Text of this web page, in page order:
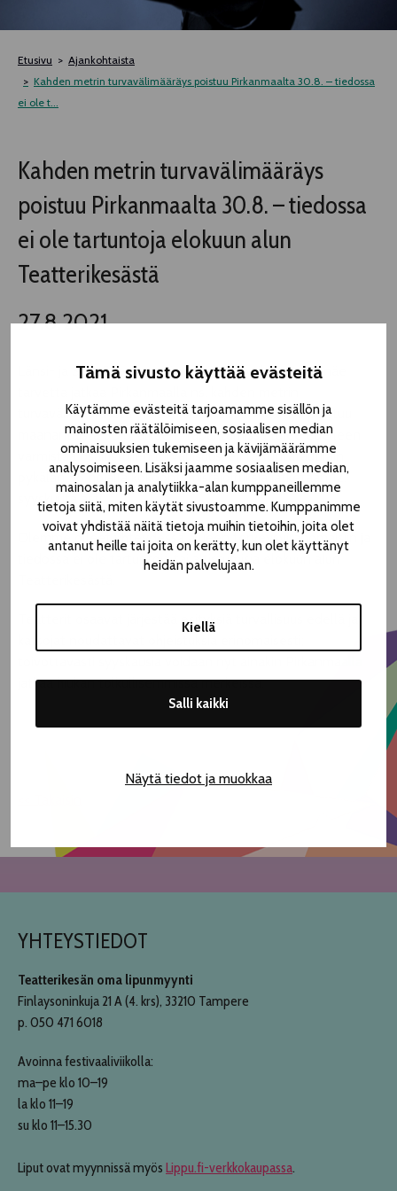
Tämä sivusto käyttää evästeitä
Käytämme evästeitä tarjoamamme sisällön ja
mainosten räätälöimiseen, sosiaalisen median
ominaisuuksien tukemiseen ja kävijämäärämme
analysoimiseen. Lisäksi jaamme sosiaalisen median,
mainosalan ja analytiikka-alan kumppaneillemme
tietoja siitä, miten käytät sivustoamme. Kumppanimme
voivat yhdistää näitä tietoja muihin tietoihin, joita olet
antanut heille tai joita on kerätty, kun olet käyttänyt
heidän palvelujaan.
Kiellä
Salli kaikki
Näytä tiedot ja muokkaa
TELTTALAB
OFF TAMPERE
MUU OHJELMISTO
Etusivu
Ajankohtaista
Kahden metrin turvavälimääräys poistuu Pirkanmaalta 30.8. – tiedossa
ei ole t...
Kahden metrin turvavälimääräys
poistuu Pirkanmaalta 30.8. – tiedossa
ei ole tartuntoja elokuun alun
Teatterikesästä
27.8.2021
Länsi- ja Sisä-Suomen avi ei enää nykytilanteessa näe
turvavälimääräystä yleisötilaisuuksissa. Määräys poistuu
maanantaista 30.8. alkaen. Tapahtumissa tulee edelleen
varmistaa osallistujien turvallisuus, eli tartuntatautilain
pykälän 58 nojalla kokoontumisrajoituksia jatketaan 12.
syyskuuta asti.
Olemme olleet yhteydessä alueen terveysviranomaisiin ja
tiedossa ei ole tartuntoja tai altistumisia elokuun alun
Teatterit osaavat järjestää esityksiä turvallisuus edellä ja
jatkaa hiukan tolkullisemmissa merkeissä.
YHTEYSTIEDOT
Teatterikesän oma lipunmyynti
Finlaysoninkuja 21 A (4. krs), 33210 Tampere
p. 050 471 6018
Avoinna festivaaliviikolla:
ma–pe klo 10–19
la klo 11–19
su klo 11–15.30
Liput ovat myynnissä myös Lippu.fi-verkkokaupassa.